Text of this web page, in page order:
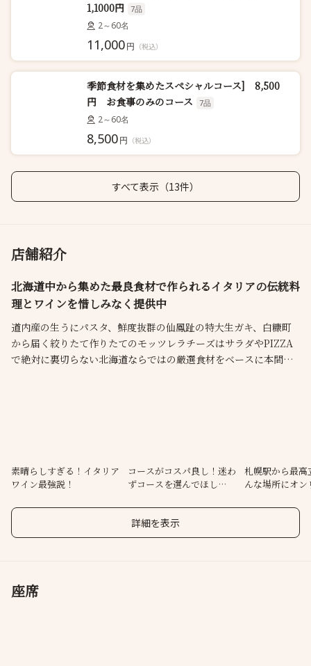
1,1000円 7品
2～60名
11,000円 （税込）
季節食材を集めたスペシャルコース] 8,500
円 お食事のみのコース
7品
2～60名
8,500円 （税込）
すべて表示（13件）
店舗紹介
北海道中から集めた最良食材で作られるイタリアの伝統料
理とワインを惜しみなく提供中
道内産の生うにパスタ、鮮度抜群の仙鳳趾の特大生ガキ、白糠町
から届く絞りたて作りたてのモッツレラチーズはサラダやPIZZA
で絶対に裏切らない北海道ならではの厳選食材をベースに本間シ
素晴らしすぎる！イタリア
ワイン最強説！
コースがコスパ良し！迷わ
ずコースを選んでほし
札幌駅から最高
んな場所にオン
詳細を表示
座席